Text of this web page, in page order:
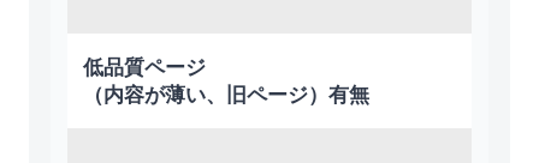
低品質ページ
（内容が薄い、旧ページ）有無